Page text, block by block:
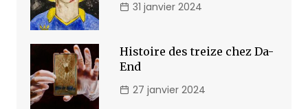
31 janvier 2024
Histoire des treize chez Da-
End
27 janvier 2024